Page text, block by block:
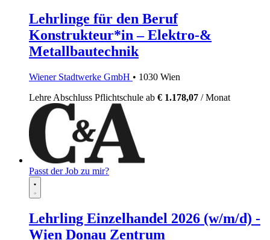
Lehrlinge für den Beruf
Konstrukteur*in – Elektro-&
Metallbautechnik
Wiener Stadtwerke GmbH • 1030 Wien
Lehre Abschluss Pflichtschule ab € 1.178,07 / Monat
Passt der Job zu mir?
Lehrling Einzelhandel 2026 (w/m/d) -
Wien Donau Zentrum